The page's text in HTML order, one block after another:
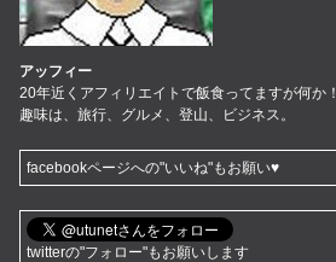
アッフィー
20年近くアフィリエイトで飯食ってますが何か！
趣味は、旅行、グルメ、登山、ビジネス。
facebookページへの"いいね"もお願い♥
twitterの"フォロー"もお願いします